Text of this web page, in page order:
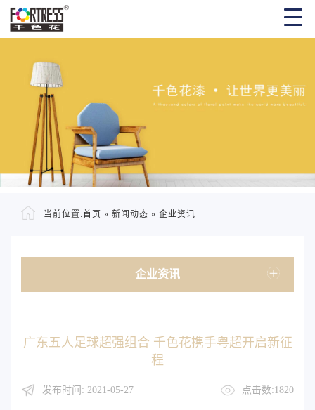
当前位置:首页 » 新闻动态 » 企业资讯
企业资讯
广东五人足球超强组合 千色花携手粤超开启新征
程
发布时间: 2021-05-27 点击数:1820